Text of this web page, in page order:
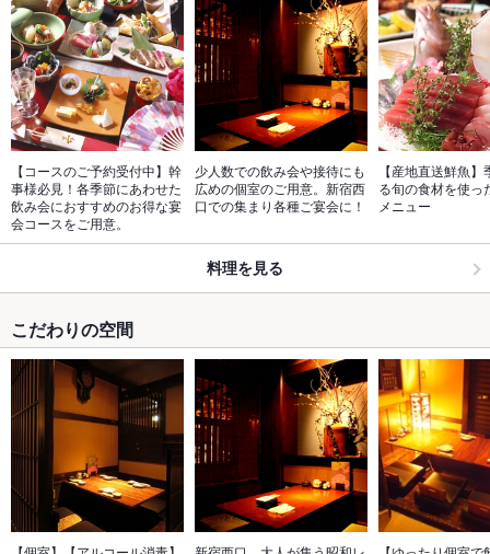
【コースのご予約受付中】幹
事様必見！各季節にあわせた
飲み会におすすめのお得な宴
会コースをご用意。
少人数での飲み会や接待にも
広めの個室のご用意。新宿西
口での集まり各種ご宴会に！
【産地直送鮮魚
る旬の食材を使っ
メニュー
料理を見る
こだわりの空間